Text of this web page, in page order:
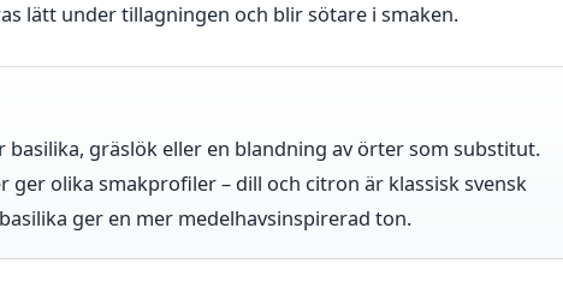
lätt under tillagningen och blir sötare i smaken.
gräslök eller en blandning av örter som substitut.
ger olika smakprofiler – dill och citron är klassisk svensk
ger en mer medelhavsinspirerad ton.